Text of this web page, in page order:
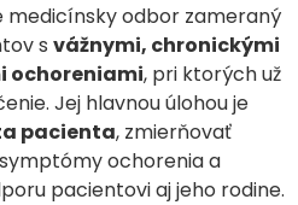
medicínsky odbor zameraný
s vážnymi, chronickými
ochoreniami, pri ktorých už
Jej hlavnou úlohou je
pacienta, zmierňovať
ochorenia a
pacientovi aj jeho rodine.